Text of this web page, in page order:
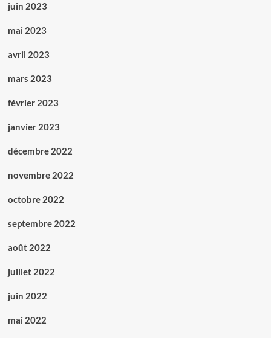
juin 2023
mai 2023
avril 2023
mars 2023
février 2023
janvier 2023
décembre 2022
novembre 2022
octobre 2022
septembre 2022
août 2022
juillet 2022
juin 2022
mai 2022